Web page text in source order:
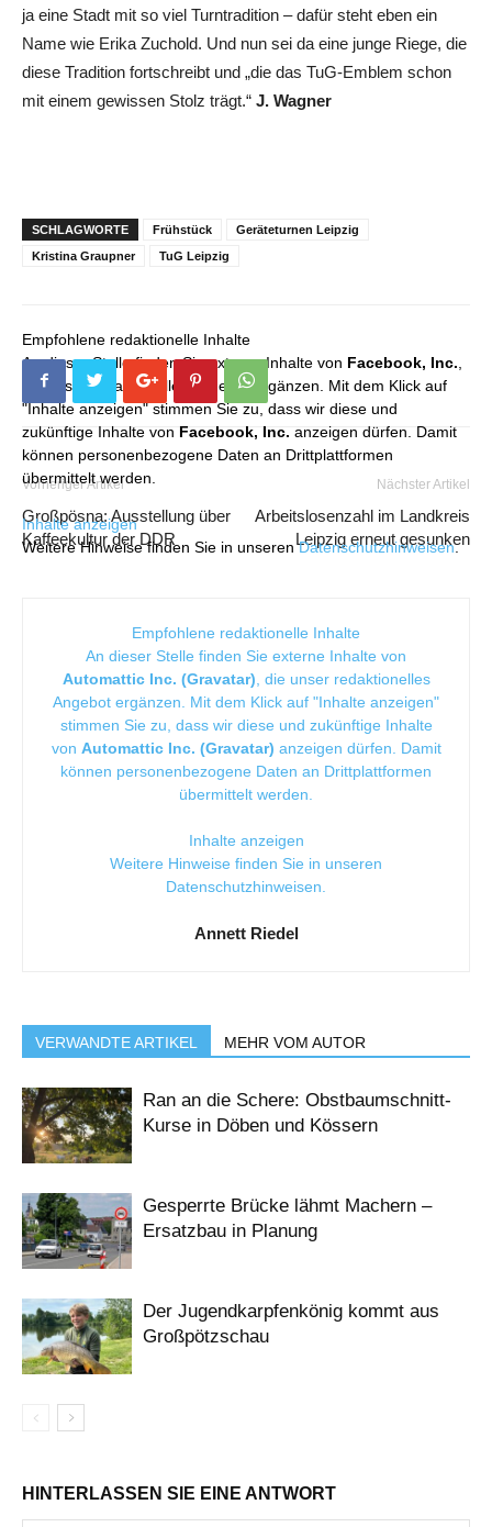
ja eine Stadt mit so viel Turntradition – dafür steht eben ein
Name wie Erika Zuchold. Und nun sei da eine junge Riege, die
diese Tradition fortschreibt und „die das TuG-Emblem schon
mit einem gewissen Stolz trägt.“ J. Wagner
SCHLAGWORTE Frühstück
Geräteturnen Leipzig
Kristina Graupner
TuG Leipzig
Empfohlene redaktionelle Inhalte
An dieser Stelle finden Sie externe Inhalte von Facebook, Inc.
die unser redaktionelles Angebot ergänzen. Mit dem Klick auf
"Inhalte anzeigen" stimmen Sie zu, dass wir diese und
zukünftige Inhalte von Facebook, Inc. anzeigen dürfen. Damit
können personenbezogene Daten an Drittplattformen
übermittelt werden.
Inhalte anzeigen
Weitere Hinweise finden Sie in unserenDatenschutzhinweisen.
Vorheriger Artikel
Großpösna: Ausstellung über
Kaffeekultur der DDR
Nächster Artikel
Arbeitslosenzahl im Landkreis
Leipzig erneut gesunken
Empfohlene redaktionelle Inhalte
An dieser Stelle finden Sie externe Inhalte von
Automattic Inc. (Gravatar) , die unser redaktionelles
Angebot ergänzen. Mit dem Klick auf "Inhalte anzeigen"
stimmen Sie zu, dass wir diese und zukünftige Inhalte
von Automattic Inc. (Gravatar) anzeigen dürfen. Damit
können personenbezogene Daten an Drittplattformen
übermittelt werden.
Inhalte anzeigen
Weitere Hinweise finden Sie in unseren
Datenschutzhinweisen
Annett Riedel
VERWANDTE ARTIKEL MEHR VOM AUTOR
Ran an die Schere: Obstbaumschnitt-
Kurse in Döben und Kössern
Gesperrte Brücke lähmt Machern –
Ersatzbau in Planung
Der Jugendkarpfenkönig kommt aus
Großpötzschau
HINTERLASSEN SIE EINE ANTWORT